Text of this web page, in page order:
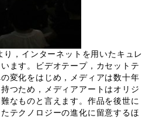
，インターネットを用いたキュレ
ます。ビデオテープ，カセットテ
変化をはじめ，メディアは数十年
つため，メディアアートはオリジ
なものと言えます。作品を後世に
テクノロジーの進化に留意するほ